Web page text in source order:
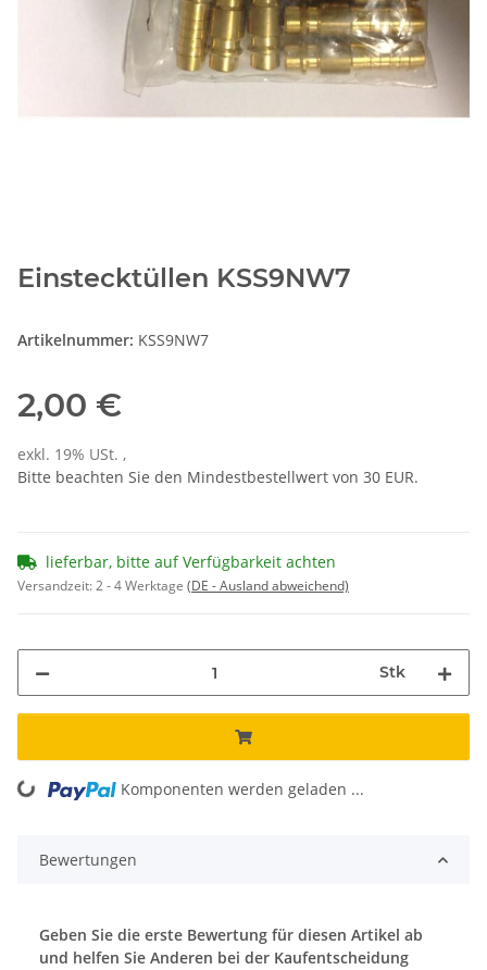
Einstecktüllen KSS9NW7
Artikelnummer: KSS9NW7
2,00 €
exkl. 19% USt. ,
Bitte beachten Sie den Mindestbestellwert von 30 EUR.
lieferbar, bitte auf Verfügbarkeit achten
Versandzeit:2 - 4 Werktage (DE - Ausland abweichend)
Stk
Loading... Komponenten werden geladen ...
Bewertungen
Geben Sie die erste Bewertung für diesen Artikel ab
und helfen Sie Anderen bei der Kaufentscheidung